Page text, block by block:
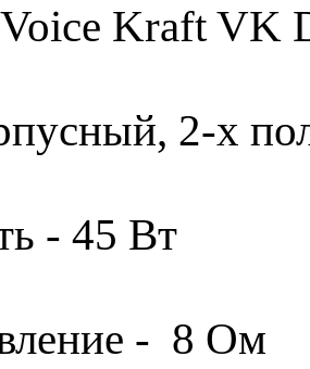
Kraft VK
2-х
- 45 Вт
- 8 Ом